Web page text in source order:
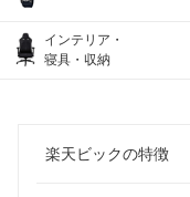
インテリア・
寝具・収納
楽天ビックの特徴